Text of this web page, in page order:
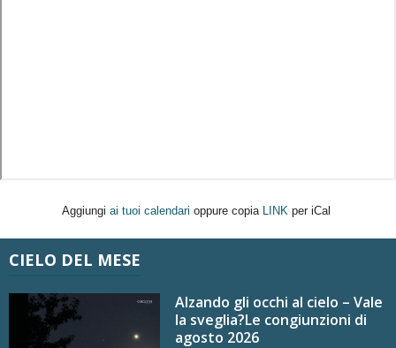
Aggiungi ai tuoi calendari oppure copia LINK per iCal
CIELO DEL MESE
Alzando gli occhi al cielo – Vale
la sveglia?Le congiunzioni di
agosto 2026